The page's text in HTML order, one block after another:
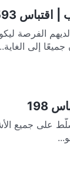
593
الفرصة
إلى
198
الذي يتسلّط على